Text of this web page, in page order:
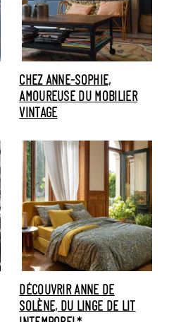
CHEZ ANNE-SOPHIE,
AMOUREUSE DU MOBILIER
VINTAGE
DÉCOUVRIR ANNE DE
SOLÈNE, DU LINGE DE LIT